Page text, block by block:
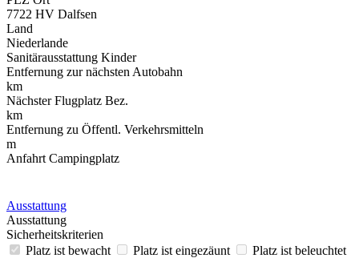
7722 HV Dalfsen
Land
Niederlande
Sanitärausstattung Kinder
Entfernung zur nächsten Autobahn
km
Nächster Flugplatz Bez.
km
Entfernung zu Öffentl. Verkehrsmitteln
m
Anfahrt Campingplatz
Ausstattung
Ausstattung
Sicherheitskriterien
Platz ist bewacht
Platz ist eingezäunt
Platz ist beleuchtet